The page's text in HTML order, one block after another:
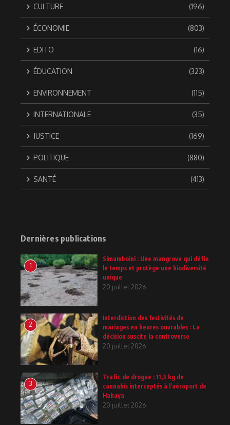
CULTURE (196)
ÉCONOMIE (803)
EDITO (16)
ÉDUCATION (323)
ENVIRONNEMENT (115)
INTERNATIONALE (35)
JUSTICE (169)
POLITIQUE (880)
SANTÉ (413)
Dernières publications
1
Simamboini : Une mangrove qui défie
le temps et protège une biodiversité
unique
20 juillet 2026
2
Interdiction des festivités de
mariages en heures ouvrables : La
décision suscite la controverse
20 juillet 2026
3
Trafic de drogue : 11,3 kg de
cannabis interceptés à l’aéroport de
Hahaya
20 juillet 2026